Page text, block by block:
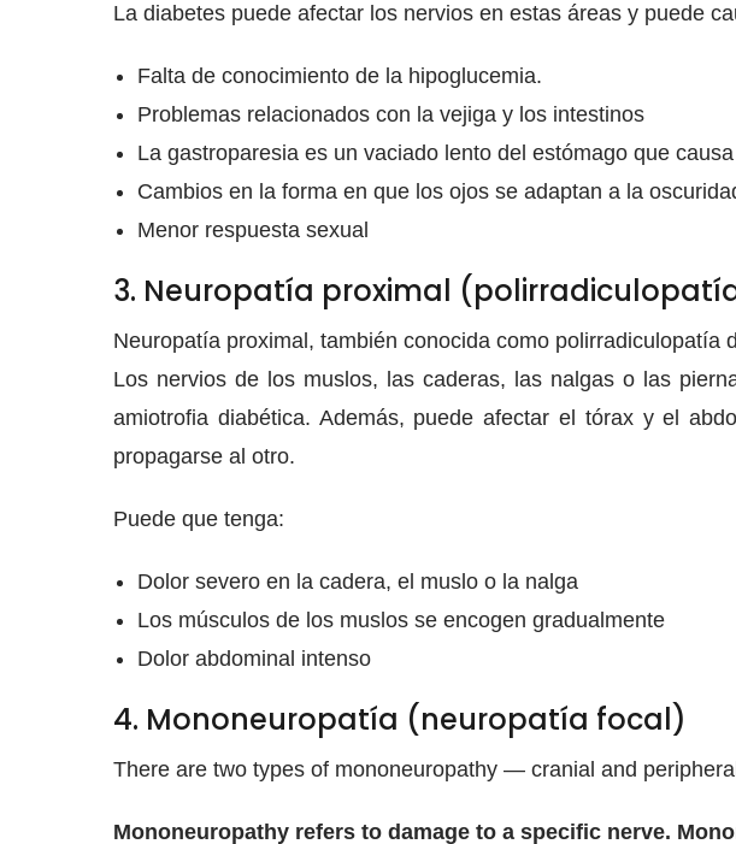
La diabetes puede afectar los nervios en estas áreas y puede
Falta de conocimiento de la hipoglucemia.
Problemas relacionados con la vejiga y los intestinos
La gastroparesia es un vaciado lento del estómago que
Cambios en la forma en que los ojos se adaptan a la
Menor respuesta sexual
3. Neuropatía proximal
Neuropatía proximal, también conocida como polirradiculopatía
Los nervios de los muslos, las caderas, las nalgas o las
amiotrofia diabética. Además, puede afectar el tórax y el
propagarse al otro.
Puede que tenga:
Dolor severo en la cadera, el muslo o la nalga
Los músculos de los muslos se encogen gradualmente
Dolor abdominal intenso
4. Mononeuropatía (neuropatía focal)
There are two types of mononeuropathy — cranial and
Mononeuropathy refers to damage to a specific nerve.